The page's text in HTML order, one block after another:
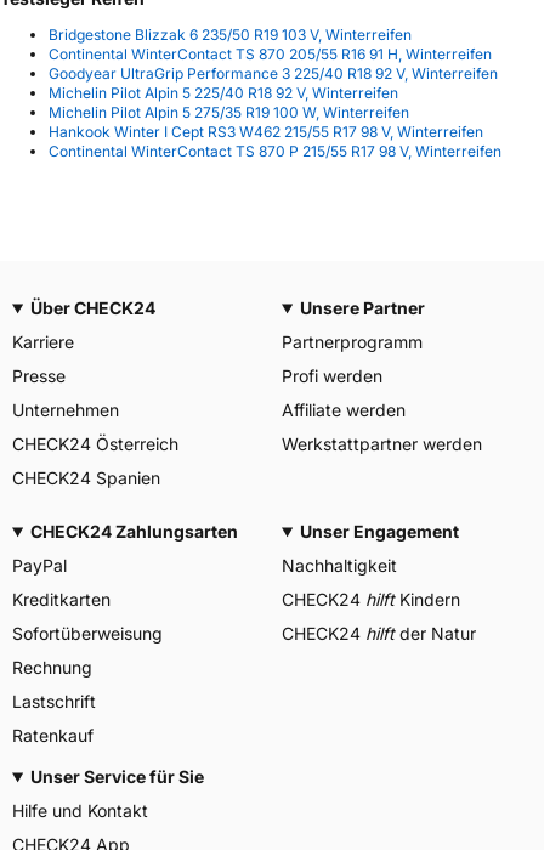
Bridgestone Blizzak 6 235/50 R19 103 V, Winterreifen
Continental WinterContact TS 870 205/55 R16 91 H, Winterreifen
Goodyear UltraGrip Performance 3 225/40 R18 92 V, Winterreifen
Michelin Pilot Alpin 5 225/40 R18 92 V, Winterreifen
Michelin Pilot Alpin 5 275/35 R19 100 W, Winterreifen
Hankook Winter I Cept RS3 W462 215/55 R17 98 V, Winterreifen
Continental WinterContact TS 870 P 215/55 R17 98 V, Winterreifen
Über CHECK24
Karriere
Presse
Unternehmen
CHECK24 Österreich
CHECK24 Spanien
Unsere Partner
Partnerprogramm
Profi werden
Affiliate werden
Werkstattpartner werden
CHECK24 Zahlungsarten
PayPal
Kreditkarten
Sofortüberweisung
Rechnung
Lastschrift
Ratenkauf
Unser Engagement
Nachhaltigkeit
CHECK24 hilftKindern
CHECK24 hilftder Natur
Unser Service für Sie
Hilfe und Kontakt
CHECK24 App